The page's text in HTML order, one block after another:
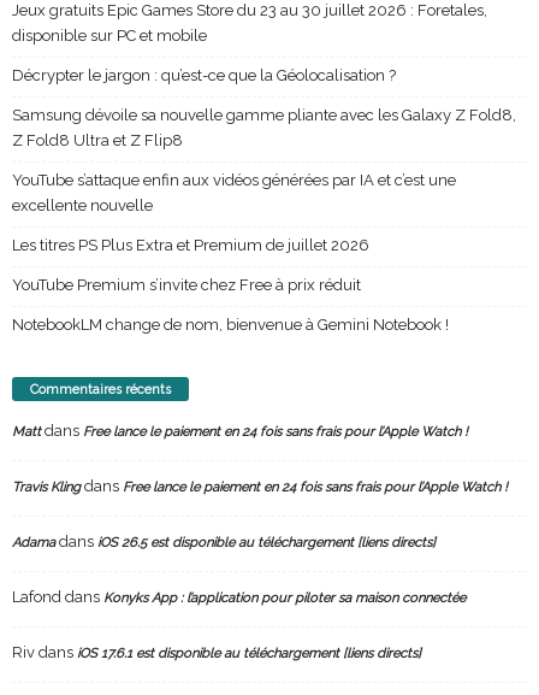
Jeux gratuits Epic Games Store du 23 au 30 juillet 2026 : Foretales,
disponible sur PC et mobile
Décrypter le jargon : qu’est-ce que la Géolocalisation ?
Samsung dévoile sa nouvelle gamme pliante avec les Galaxy Z Fold8,
Z Fold8 Ultra et Z Flip8
YouTube s’attaque enfin aux vidéos générées par IA et c’est une
excellente nouvelle
Les titres PS Plus Extra et Premium de juillet 2026
YouTube Premium s’invite chez Free à prix réduit
NotebookLM change de nom, bienvenue à Gemini Notebook !
Commentaires récents
Mattdans Free lance le paiement en 24 fois sans frais pour l’Apple Watch !
Travis Klingdans Free lance le paiement en 24 fois sans frais pour l’Apple Watch !
Adamadans iOS 26.5 est disponible au téléchargement [liens directs]
Lafond dans Konyks App : l’application pour piloter sa maison connectée
Riv dans iOS 17.6.1 est disponible au téléchargement [liens directs]